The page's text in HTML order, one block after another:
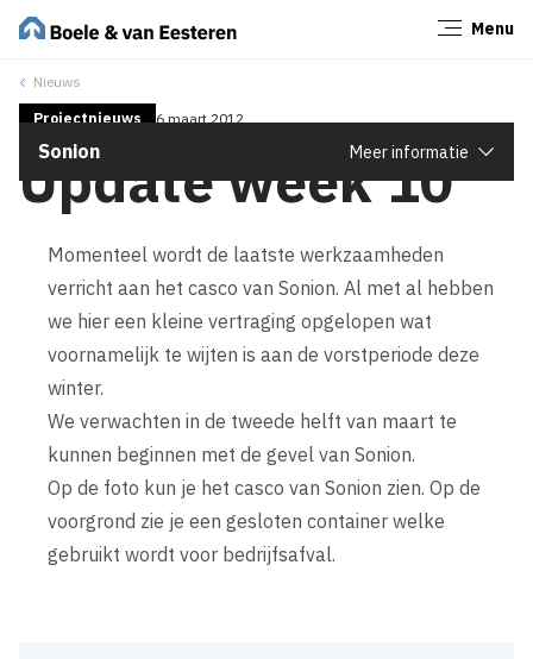
Menu
Nieuws
Sonion Meer informatie
Projectnieuws 6 maart 2012
Update week 10
Momenteel wordt de laatste werkzaamheden
verricht aan het casco van Sonion. Al met al hebben
we hier een kleine vertraging opgelopen wat
voornamelijk te wijten is aan de vorstperiode deze
winter.
We verwachten in de tweede helft van maart te
kunnen beginnen met de gevel van Sonion.
Op de foto kun je het casco van Sonion zien. Op de
voorgrond zie je een gesloten container welke
gebruikt wordt voor bedrijfsafval.
Sluiten